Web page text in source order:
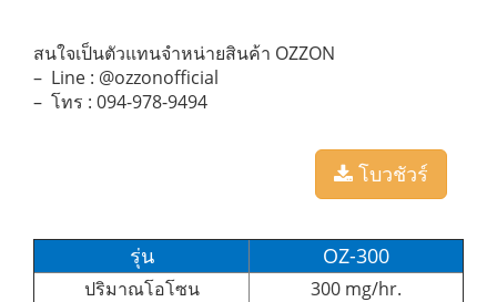
สนใจเป็นตัวแทนจำหน่ายสินค้า OZZON
– Line : @ozzonofficial
– โทร : 094-978-9494
โบวชัวร์
รุ่น OZ-300
ปริมาณโอโซน
300 mg/hr.